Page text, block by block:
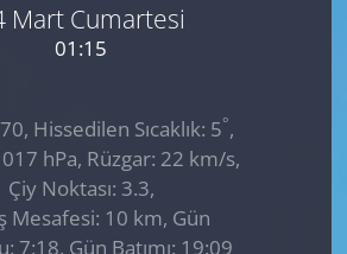
Mart Cumartesi
01:15
Hissedilen Sıcaklık: 5°,
hPa, Rüzgar: 22 km/s,
Çiy Noktası: 3.3,
Mesafesi: 10 km, Gün
7:18, Gün Batımı: 19:09